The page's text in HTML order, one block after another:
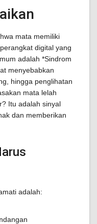
mata memiliki
digital yang
adalah *Sindrom
menyebabkan
hingga penglihatan
mata lelah
Itu adalah sinyal
dan memberikan
adalah: